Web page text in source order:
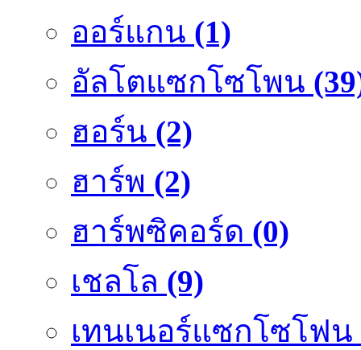
ออร์แกน (1)
อัลโตแซกโซโพน
ฮอร์น (2)
ฮาร์พ (2)
ฮาร์พซิคอร์ด (0)
เชลโล (9)
เทนเนอร์แซกโซโฟน